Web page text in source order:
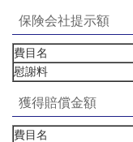
保険会社提示額
費目名
慰謝料
獲得賠償金額
費目名